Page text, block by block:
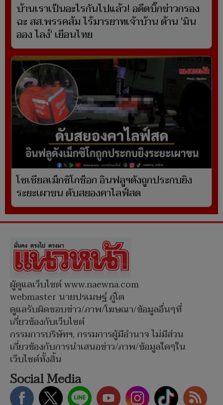
บ้านเราเป็นอะไรกันไปแล้ว! อดีตบิ๊กข่าวกรอง
ฉะ สส.พรรคส้ม ไร้มารยาทเจ้าบ้าน ต้าน 'มิน
ออง ไลง์' เยือนไทย
โซเชียลเม็กซิโกช็อก อินฟลูฯดังถูกประกบยิง
ระยะเผาขน ดับสยองคาไลฟ์สด
ผู้ดูแลเว็บไซต์ www.naewna.com
webmaster นายปรเมษฐ์ ภู่โต
ดูแลรับผิดชอบข่าว/ภาพ/โฆษณา/ข้อมูลอื่นๆที่
เกี่ยวข้องกับเว็บไซต์
กรรมการบริษัทฯ, กรรมการผู้มีอำนาจ ไม่มีส่วน
เกี่ยวข้องกับการนำเสนอข่าว/ภาพ/ข้อมูลใดๆใน
เว็บไซต์ทั้งสิ้น
Social Media